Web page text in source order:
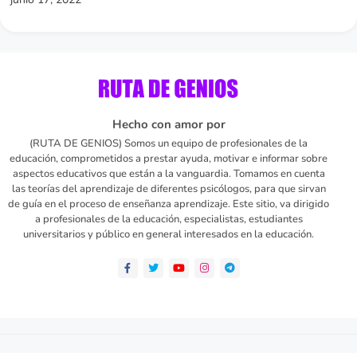
Hecho con amor por
(RUTA DE GENIOS) Somos un equipo de profesionales de la
educación, comprometidos a prestar ayuda, motivar e informar sobre
aspectos educativos que están a la vanguardia. Tomamos en cuenta
las teorías del aprendizaje de diferentes psicólogos, para que sirvan
de guía en el proceso de enseñanza aprendizaje. Este sitio, va dirigido
a profesionales de la educación, especialistas, estudiantes
universitarios y público en general interesados en la educación.